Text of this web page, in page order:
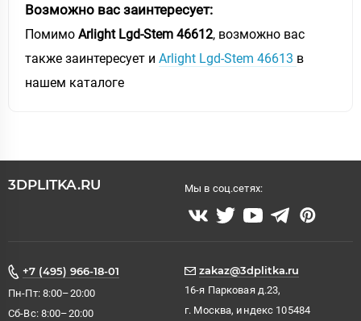
Возможно вас заинтересует:
Помимо Arlight Lgd-Stem 46612, возможно вас
также заинтересует и Arlight Lgd-Stem 46613 в
нашем каталоге
3DPLITKA.RU Мы в соц.сетях:
+7 (495) 966-18-01
Пн-Пт: 8:00–20:00
Сб-Вс: 8:00–20:00
zakaz@3dplitka.ru
16-я Парковая д.23,
г. Москва, индекс 105484